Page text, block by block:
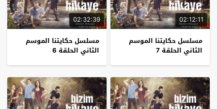
02:12:11
مسلسل حكايتنا الموسم
الثاني الحلقة 7
02:32:39
مسلسل حكايتنا الموسم
الثاني الحلقة 6